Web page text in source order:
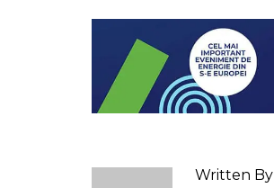
Written By